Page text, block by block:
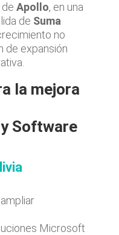
Apollo, en una
de Suma
no
de expansión
la mejora
Software
ampliar
Microsoft